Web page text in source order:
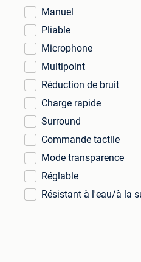
Manuel
Pliable
Microphone
Multipoint
Réduction de bruit
Charge rapide
Surround
Commande tactile
Mode transparence
Réglable
Résistant à l'eau/à la